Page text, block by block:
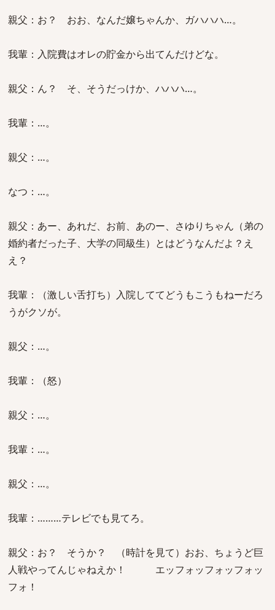
親父：お？ おお、なんだ嬢ちゃんか、ガハハハ…。
我輩：入院費はオレの貯金から出てんだけどな。
親父：ん？ そ、そうだっけか、ハハハ…。
我輩：…。
親父：…。
なつ：…。
親父：あー、あれだ、お前、あのー、さゆりちゃん（弟の
婚約者だった子、大学の同級生）とはどうなんだよ？え
え？
我輩：（激しい舌打ち）入院しててどうもこうもねーだろ
うがクソが。
親父：…。
我輩：（怒）
親父：…。
我輩：…。
親父：…。
我輩：………テレビでも見てろ。
親父：お？ そうか？ （時計を見て）おお、ちょうど巨
人戦やってんじゃねえか！ エッフォッフォッフォッ
フォ！